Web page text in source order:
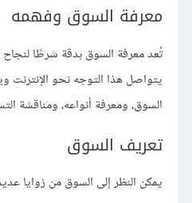
معرفة السوق وفهمه
تُعد معرفة السوق بدقة شرطًا لنجاح
يتواصل هذا التوجه نحو الإنترنت
السوق، ومعرفة أنواعه، ومناقشة
تعريف السوق
يمكن النظر إلى السوق من زوايا